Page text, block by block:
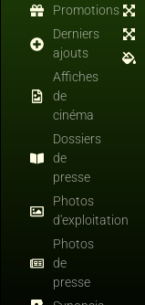
Promotions
Derniers
ajouts
Affiches
de
cinéma
Dossiers
de
presse
Photos
d'exploitation
Photos
de
presse